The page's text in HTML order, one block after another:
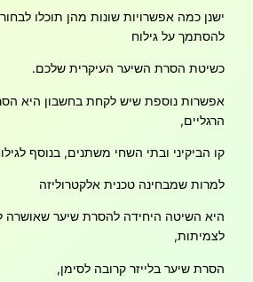
ישנן כמה אפשרויות שונות מהן תוכלו
להסתמך על גילוח
כשיטת הסרת השיער העיקרית שלכם.
אפשרות נוספת שיש לקחת בחשבון היא
הרגליים,
קו הביקיני ובתי השחי משתנים, בנוסף
למרות שמבחינה טכנית אלקטרוליזה
היא השיטה היחידה להסרת שיער שאושרה
לצמיתות,
הסרת שיער בלייזר קרובה לסימן,